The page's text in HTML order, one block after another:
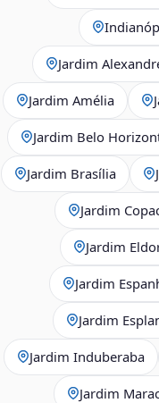
Jardim
Jardim Amélia
Jardim Belo
Jardim Brasília
Jardim
Jardim
Jardim
Jardim
Jardim Induberaba
Jardim